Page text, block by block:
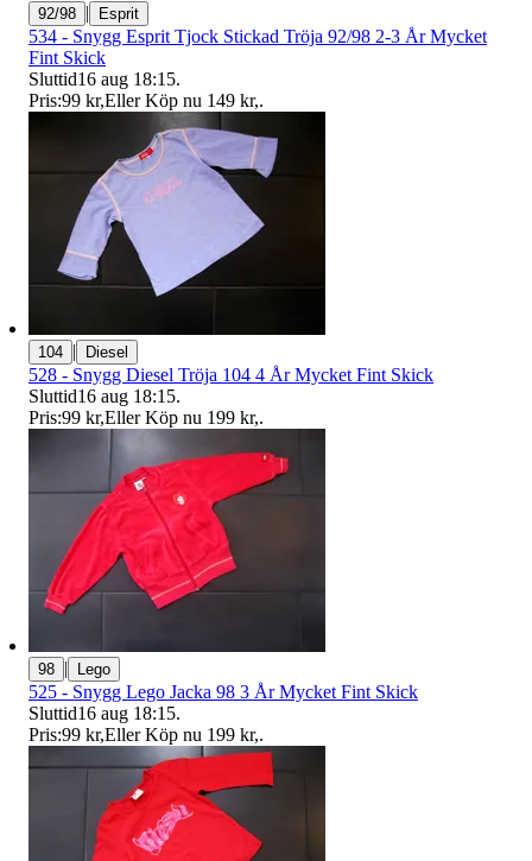
92/98 | Esprit
534 - Snygg Esprit Tjock Stickad Tröja 92/98 2-3 År Mycket
Fint Skick
Sluttid16 aug 18:15.
Pris:99 kr,Eller Köp nu 149 kr,.
104 | Diesel
528 - Snygg Diesel Tröja 104 4 År Mycket Fint Skick
Sluttid16 aug 18:15.
Pris:99 kr,Eller Köp nu 199 kr,.
98 | Lego
525 - Snygg Lego Jacka 98 3 År Mycket Fint Skick
Sluttid16 aug 18:15.
Pris:99 kr,Eller Köp nu 199 kr,.